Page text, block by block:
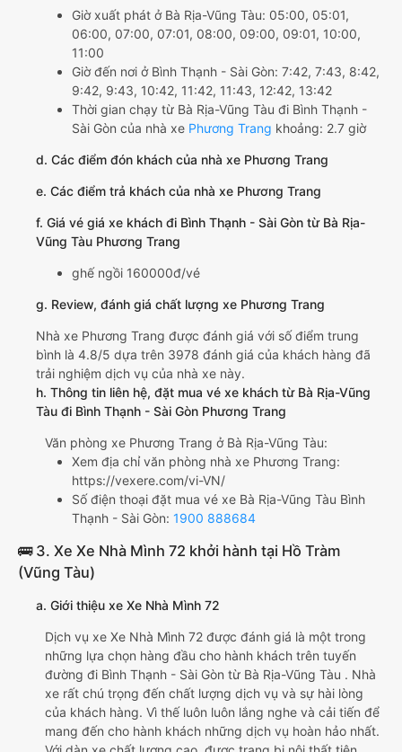
Giờ xuất phát ở Bà Rịa-Vũng Tàu: 05:00, 05:01,
06:00, 07:00, 07:01, 08:00, 09:00, 09:01, 10:00,
11:00
Giờ đến nơi ở Bình Thạnh - Sài Gòn: 7:42, 7:43, 8:42,
9:42, 9:43, 10:42, 11:42, 11:43, 12:42, 13:42
Thời gian chạy từ Bà Rịa-Vũng Tàu đi Bình Thạnh -
Sài Gòn của nhà xe Phương Trang khoảng: 2.7 giờ
d. Các điểm đón khách của nhà xe Phương Trang
e. Các điểm trả khách của nhà xe Phương Trang
f. Giá vé giá xe khách đi Bình Thạnh - Sài Gòn từ Bà Rịa-
Vũng Tàu Phương Trang
ghế ngồi 160000đ/vé
g. Review, đánh giá chất lượng xe Phương Trang
Nhà xe Phương Trang được đánh giá với số điểm trung
bình là 4.8/5 dựa trên 3978 đánh giá của khách hàng đã
trải nghiệm dịch vụ của nhà xe này.
h. Thông tin liên hệ, đặt mua vé xe khách từ Bà Rịa-Vũng
Tàu đi Bình Thạnh - Sài Gòn Phương Trang
Văn phòng xe Phương Trang ở Bà Rịa-Vũng Tàu:
Xem địa chỉ văn phòng nhà xe Phương Trang:
https://vexere.com/vi-VN/
Số điện thoại đặt mua vé xe Bà Rịa-Vũng Tàu Bình
Thạnh - Sài Gòn: 1900 888684
🚌 3. Xe Xe Nhà Mình 72 khởi hành tại Hồ Tràm
(Vũng Tàu)
a. Giới thiệu xe Xe Nhà Mình 72
Dịch vụ xe Xe Nhà Mình 72 được đánh giá là một trong
những lựa chọn hàng đầu cho hành khách trên tuyến
đường đi Bình Thạnh - Sài Gòn từ Bà Rịa-Vũng Tàu . Nhà
xe rất chú trọng đến chất lượng dịch vụ và sự hài lòng
của khách hàng. Vì thế luôn luôn lắng nghe và cải tiến để
mang đến cho hành khách những dịch vụ hoàn hảo nhất.